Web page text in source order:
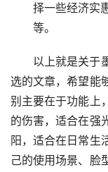
择一些经济实
等。
以上就是关于
选的文章，希望能
别主要在于功能上
的伤害，适合在强
阳，适合在日常生
己的使用场景、脸